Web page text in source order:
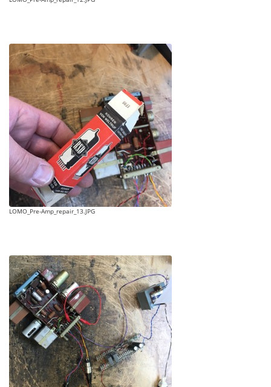
LOMO_Pre-Amp_repair_13.JPG